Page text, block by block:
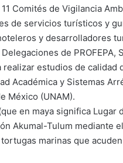
Comités de Vigilancia
de servicios turísticos y
y desarrolladores
de PROFEPA,
estudios de calidad
Académica y Sistemas
México (UNAM).
en maya significa Lugar
Akumal-Tulum mediante
marinas que